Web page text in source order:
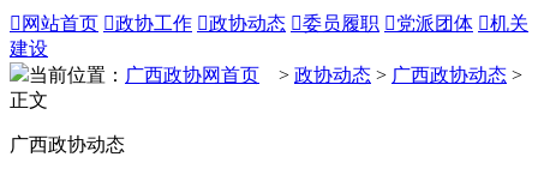
 网站首页 政协工作 政协动态 委员履职 党派团体 机关
建设
当前位置： 广西政协网首页 > 政协动态 > 广西政协动态 >
正文
广西政协动态